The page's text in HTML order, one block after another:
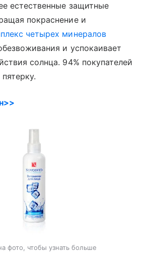
естественные защитные
покраснение и
четырех минералов
и успокаивает
солнца. 94% покупателей
фото, чтобы узнать больше